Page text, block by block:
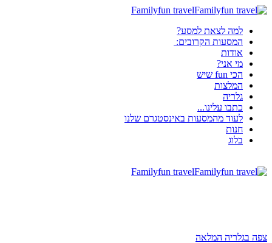
Familyfun travel
למה לצאת למסע?
המסעות הקרובים:
אודות
מי אני?
הכי fun שיש
המלצות
גלריה
כתבו עלינו...
לעוד מהמסעות באינסטגרם שלנו
חנות
בלוג
Familyfun travel
צפה בגלריה המלאה